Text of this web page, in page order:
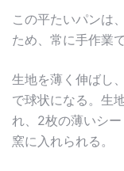
この平たいパンは
ため、常に手作業
生地を薄く伸ばし
で球状になる。生
れ、2枚の薄いシ
窯に入れられる。